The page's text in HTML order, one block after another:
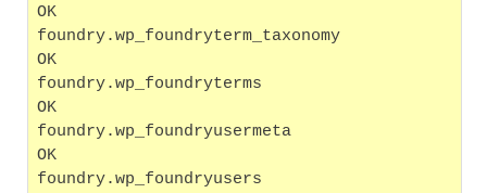
OK
foundry.wp_foundryterm_taxonomy
OK
foundry.wp_foundryterms
OK
foundry.wp_foundryusermeta
OK
foundry.wp_foundryusers